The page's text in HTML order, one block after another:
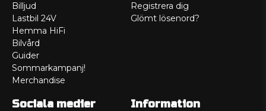
Billjud
Lastbil 24V
Hemma HiFi
Bilvård
Guider
Sommarkampanj!
Merchandise
Registrera dig
Glömt lösenord?
Sociala medier Information